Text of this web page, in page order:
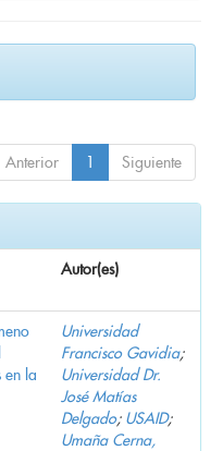
Anterior 1 Siguiente
Autor(es)
en la
Universidad
Francisco Gavidia;
Universidad Dr.
José Matías
Delgado; USAID;
Umaña Cerna,